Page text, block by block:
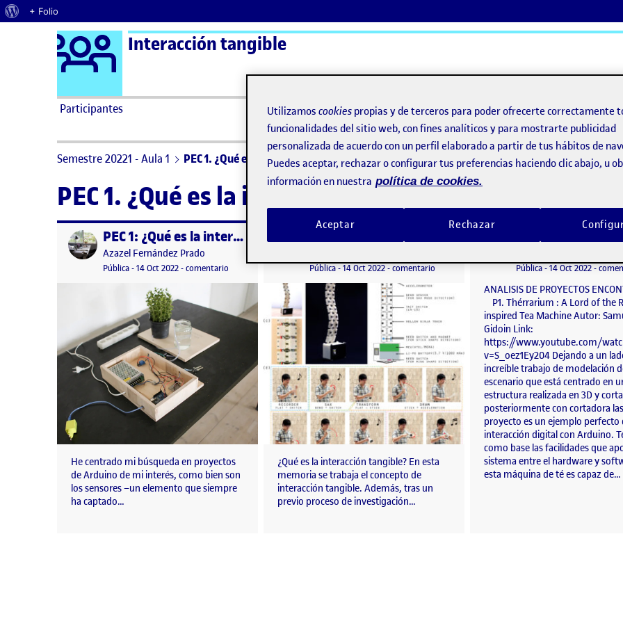
Acerca de WordPress
+ Folio
Saltar al contenido Logo Ágora
Interacción tangible
Participantes ActiFolios
Semestre 20221 - Aula 1 PEC 1. ¿Qué es la interacción tangible?
PEC 1. ¿Qué es la interacción tangible?
Publicado por PEC 1: ¿Qué es la interacción tangible?
Publicado por
Azazel Fernández Prado
Visibilidad:
Pública-Fecha de publicación
14 Oct 202215 octubre, 2022 12:29 am
-comentario en PEC 1: ¿Qué es la interacción tangible?
He centrado mi búsqueda en proyectos
de Arduino de mi interés, como bien son
los sensores –un elemento que siempre
ha captado…
PEC1_Granda_Susana
Visibilidad:
Pública-Fecha de publicación
14 Oct 202215 octubre, 2022 12:03 am
-comentarioen PEC1_Granda_Susana
¿Qué es la interacción tangible? En esta
memoria se trabaja el concepto de
interacción tangible. Además, tras un
previo proceso de investigación…
Visibilidad:
Pública-Fecha de
14 Oct 2022-
ANALISIS DE PROYECTOS
P1. Thérrarium : A Lord of the
inspired Tea Machine Autor:
Gidoin Link:
https://www.youtube.com/
v=S_oez1Ey204 Dejando a un
increíble trabajo de modelación
escenario que está centrado en
estructura realizada en 3D y
posteriormente con cortadora
proyecto es un ejemplo perfecto
interacción digital con Arduino.
como base las facilidades que
sistema entre el hardware y
esta máquina de té es capaz de…
Utilizamos cookies propias y de terceros para poder ofrecerte correctamente
funcionalidades del sitio web, con fines analíticos y para mostrarte publicidad
personalizada de acuerdo con un perfil elaborado a partir de tus hábitos de
Puedes aceptar, rechazar o configurar tus preferencias haciendo clic abajo, u
información en nuestra política de cookies.
Rechazar
Aceptar